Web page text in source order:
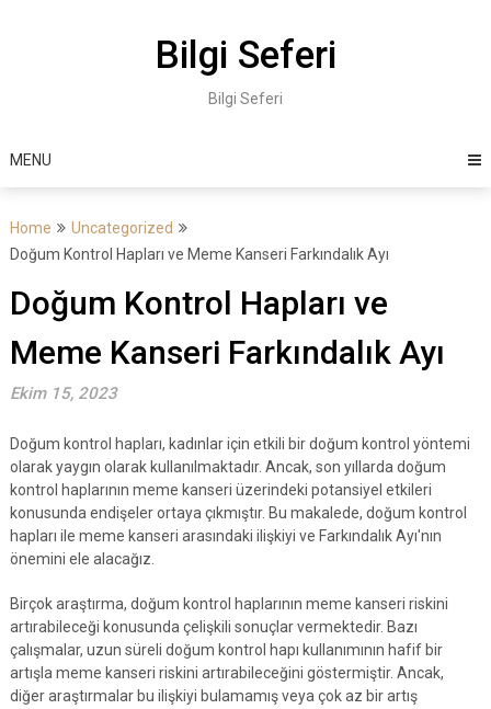
Bilgi Seferi
Bilgi Seferi
MENU
Home
Uncategorized
Doğum Kontrol Hapları ve Meme Kanseri Farkındalık Ayı
Doğum Kontrol Hapları ve
Meme Kanseri Farkındalık Ayı
Ekim 15, 2023
Doğum kontrol hapları, kadınlar için etkili bir doğum kontrol yöntemi
olarak yaygın olarak kullanılmaktadır. Ancak, son yıllarda doğum
kontrol haplarının meme kanseri üzerindeki potansiyel etkileri
konusunda endişeler ortaya çıkmıştır. Bu makalede, doğum kontrol
hapları ile meme kanseri arasındaki ilişkiyi ve Farkındalık Ayı'nın
önemini ele alacağız.
Birçok araştırma, doğum kontrol haplarının meme kanseri riskini
artırabileceği konusunda çelişkili sonuçlar vermektedir. Bazı
çalışmalar, uzun süreli doğum kontrol hapı kullanımının hafif bir
artışla meme kanseri riskini artırabileceğini göstermiştir. Ancak,
diğer araştırmalar bu ilişkiyi bulamamış veya çok az bir artış